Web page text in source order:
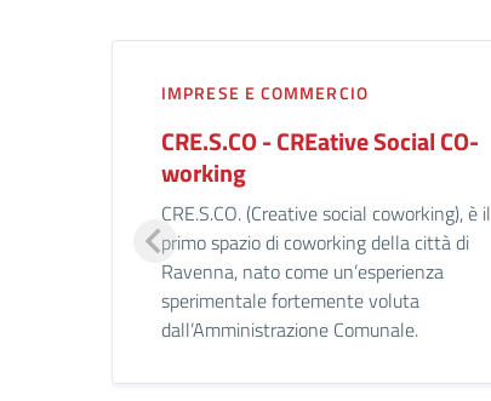
IMPRESE E COMMERCIO
CRE.S.CO - CREative Social CO-
working
CRE.S.CO. (Creative social coworking), è il
primo spazio di coworking della città di
Ravenna, nato come un’esperienza
sperimentale fortemente voluta
dall’Amministrazione Comunale.